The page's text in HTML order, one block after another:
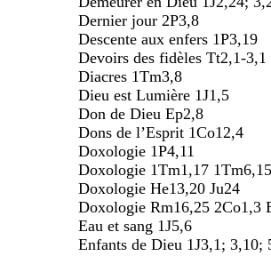
Dernier jour 2P3,8
Descente aux enfers 1P3,19
Devoirs des fidèles Tt2,1-3,1
Diacres 1Tm3,8
Dieu est Lumière 1J1,5
Don de Dieu Ep2,8
Dons de l’Esprit 1Co12,4
Doxologie 1P4,11
Doxologie 1Tm1,17 1Tm6,15
Doxologie He13,20 Ju24
Doxologie Rm16,25 2Co1,3
Eau et sang 1J5,6
Enfants de Dieu 1J3,1; 3,10;